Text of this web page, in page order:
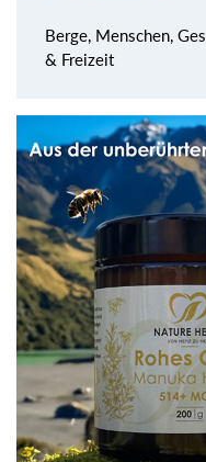
Berge, Menschen,
& Freizeit